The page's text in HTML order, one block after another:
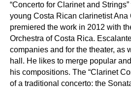
“Concerto for Clarinet and
young Costa Rican clarinetist
premiered the work in 2012 with
Orchestra of Costa Rica.
companies and for the theater, as
hall. He likes to merge popular
his compositions. The “Clarinet
of a traditional concerto: the